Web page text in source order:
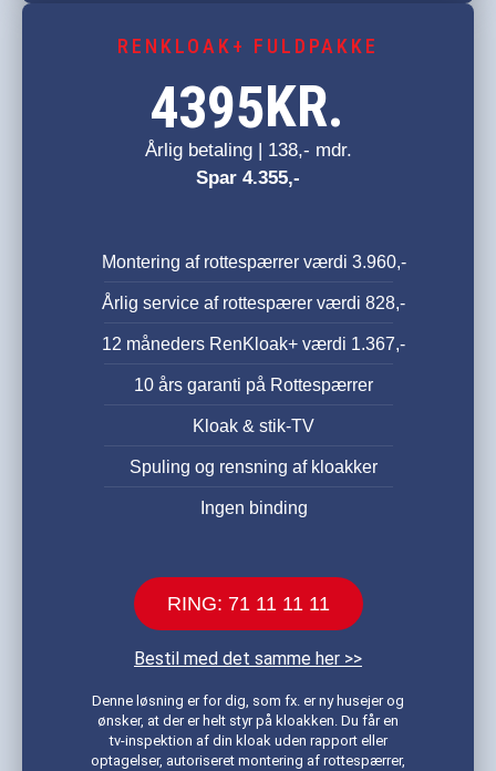
RENKLOAK+ FULDPAKKE
4395KR.
Årlig betaling | 138,- mdr.
Spar 4.355,-
Montering af rottespærrer værdi 3.960,-
Årlig service af rottespærer værdi 828,-
12 måneders RenKloak+ værdi 1.367,-
10 års garanti på Rottespærrer
Kloak & stik-TV
Spuling og rensning af kloakker
Ingen binding
RING: 71 11 11 11
Bestil med det samme her >>
Denne løsning er for dig, som fx. er ny husejer og
ønsker, at der er helt styr på kloakken. Du får en
tv-inspektion af din kloak uden rapport eller
optagelser, autoriseret montering af rottespærrer,